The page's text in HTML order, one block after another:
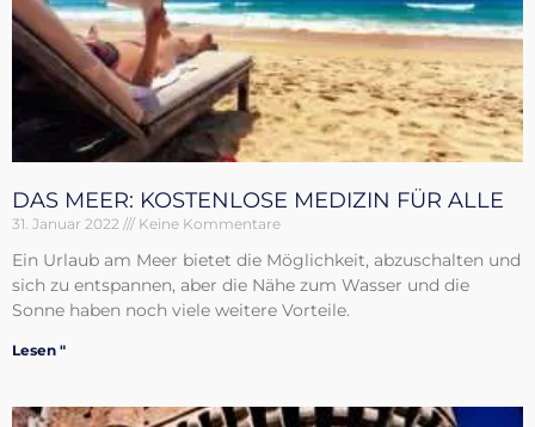
DAS MEER: KOSTENLOSE MEDIZIN FÜR ALLE
31. Januar 2022 Keine Kommentare
Ein Urlaub am Meer bietet die Möglichkeit, abzuschalten und
sich zu entspannen, aber die Nähe zum Wasser und die
Sonne haben noch viele weitere Vorteile.
Lesen "